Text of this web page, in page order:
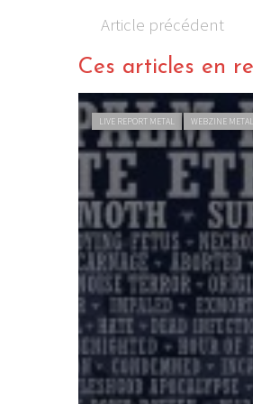
Article précédent
Ces articles en
LIVE REPORT METAL WEBZINE METAL